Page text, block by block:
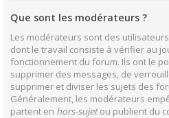
Que sont les modérateurs ?
Les modérateurs sont des
dont le travail consiste à vérifier au
fonctionnement du forum. Ils ont le
supprimer des messages, de
supprimer et diviser les sujets des
Généralement, les modérateurs
partent en hors-sujetou publient du